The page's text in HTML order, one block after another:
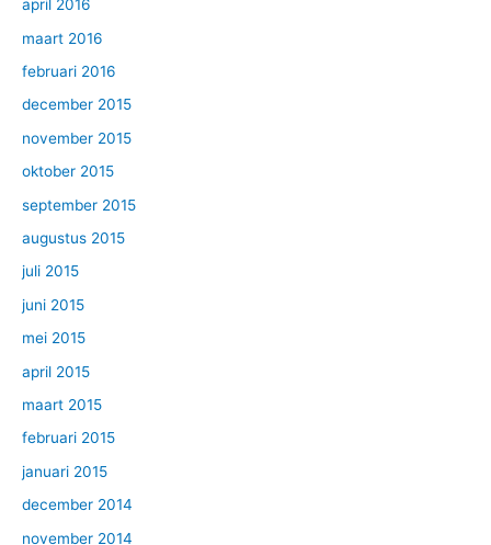
april 2016
maart 2016
februari 2016
december 2015
november 2015
oktober 2015
september 2015
augustus 2015
juli 2015
juni 2015
mei 2015
april 2015
maart 2015
februari 2015
januari 2015
december 2014
november 2014